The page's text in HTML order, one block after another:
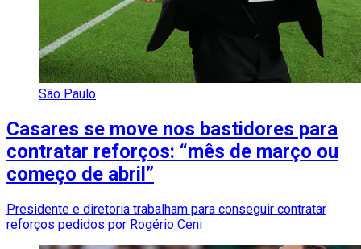
São Paulo
Casares se move nos bastidores para
contratar reforços: “mês de março ou
começo de abril”
Presidente e diretoria trabalham para conseguir contratar
reforços pedidos por Rogério Ceni